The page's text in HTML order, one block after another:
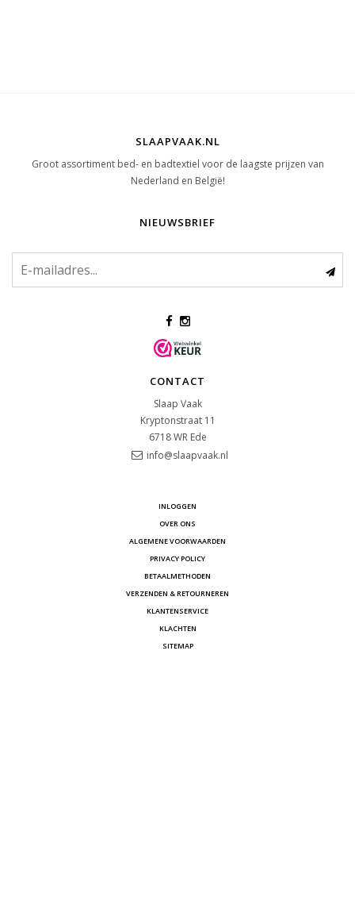
SLAAPVAAK.NL
Groot assortiment bed- en badtextiel voor de laagste prijzen van
Nederland en België!
NIEUWSBRIEF
CONTACT
Slaap Vaak
Kryptonstraat 11
6718 WR Ede
info@slaapvaak.nl
INLOGGEN
OVER ONS
ALGEMENE VOORWAARDEN
PRIVACY POLICY
BETAALMETHODEN
VERZENDEN & RETOURNEREN
KLANTENSERVICE
KLACHTEN
SITEMAP